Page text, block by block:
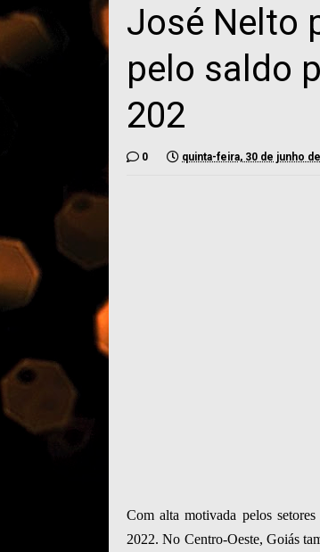
José Nelto
pelo saldo
202
0 quinta-feira, 30 de junho
Com alta motivada pelos
2022. No Centro-Oeste, Goiás